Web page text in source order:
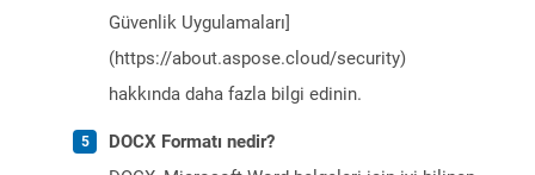
Güvenlik Uygulamaları]
(https://about.aspose.cloud/security)
hakkında daha fazla bilgi edinin.
DOCX Formatı nedir?